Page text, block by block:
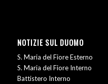
NOTIZIE SUL DUOMO
S. Maria del Fiore Esterno
S. Maria del Fiore Interno
Battistero Interno